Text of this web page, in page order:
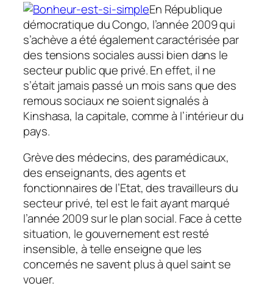
En République
démocratique du Congo, l’année 2009 qui
s’achève a été également caractérisée par
des tensions sociales aussi bien dans le
secteur public que privé. En effet, il ne
s’était jamais passé un mois sans que des
remous sociaux ne soient signalés à
Kinshasa, la capitale, comme à l’intérieur du
pays.
Grève des médecins, des paramédicaux,
des enseignants, des agents et
fonctionnaires de l’Etat, des travailleurs du
secteur privé, tel est le fait ayant marqué
l’année 2009 sur le plan social. Face à cette
situation, le gouvernement est resté
insensible, à telle enseigne que les
concernés ne savent plus à quel saint se
vouer.